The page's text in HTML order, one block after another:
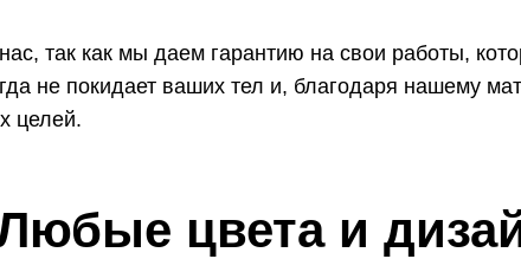
так как мы даем гарантию на свои работы,
не покидает ваших тел и, благодаря нашему
целей.
цвета и